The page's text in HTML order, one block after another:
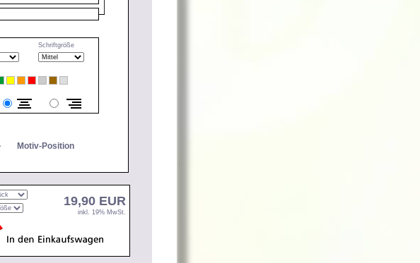
Schriftgröße
Motiv-Position
19,90 EUR
inkl. 19% MwSt.